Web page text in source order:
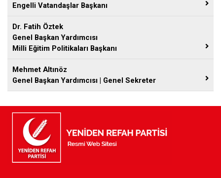
Engelli Vatandaşlar Başkanı
Dr. Fatih Öztek
Genel Başkan Yardımcısı
Milli Eğitim Politikaları Başkanı
Mehmet Altınöz
Genel Başkan Yardımcısı | Genel Sekreter